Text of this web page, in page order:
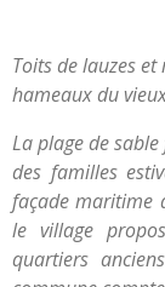
Toits de lauzes
hameaux du
La plage de
des familles
façade maritime
le village
quartiers